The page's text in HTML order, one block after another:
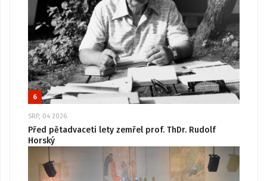
6
SRP, 04 2026
Před pětadvaceti lety zemřel prof. ThDr. Rudolf
Horský